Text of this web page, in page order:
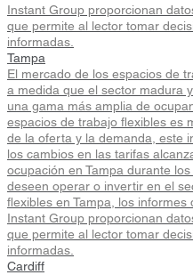
Instant Group proporcionan
que permite al lector tomar
informadas.
Tampa
El mercado de los espacios de
a medida que el sector madura
una gama más amplia de
espacios de trabajo flexibles es
de la oferta y la demanda, este
los cambios en las tarifas
ocupación en Tampa durante
deseen operar o invertir en el
flexibles en Tampa, los
Instant Group proporcionan
que permite al lector tomar
informadas.
Cardiff